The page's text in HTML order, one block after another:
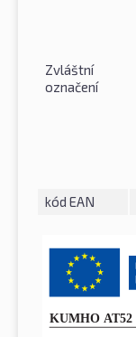
Zvláštní
označení
kód EAN